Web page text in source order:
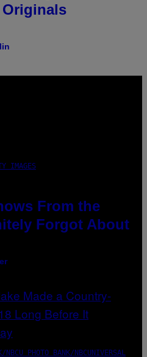
Originals
IMAGES
From the
Forgot About
PHOTO BANK/NBCUNIVERSAL